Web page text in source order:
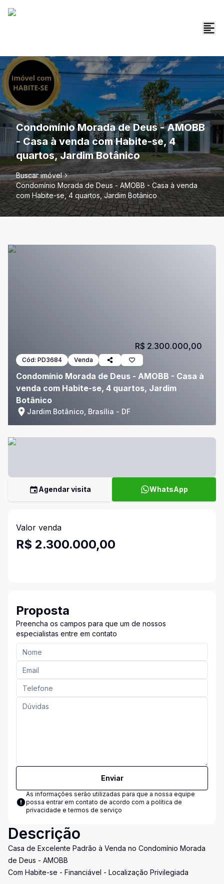
Condomínio Morada de Deus - AMOBB
- Casa à venda com Habite-se, 4
quartos, Jardim Botânico
Buscar imóvel
Condomínio Morada de Deus - AMOBB - Casa à venda
com Habite-se, 4 quartos, Jardim Botânico
Cód: PD3684 Venda
Condomínio Morada de Deus - AMOBB - Casa à
venda com Habite-se, 4 quartos, Jardim
Botânico
Jardim Botânico, Brasília - DF
R$ 2.300.000,00
Agendar visita WhatsApp
Valor venda
R$ 2.300.000,00
Proposta
Preencha os campos para que um de nossos
especialistas entre em contato
Enviar
As informações serão utilizadas para que a nossa equipe
possa entrar em contato de acordo com a política de
privacidade e termos de serviço
Descrição
Casa de Excelente Padrão à Venda no Condomínio Morada
de Deus - AMOBB
Com Habite-se - Financiável - Localização Privilegiada